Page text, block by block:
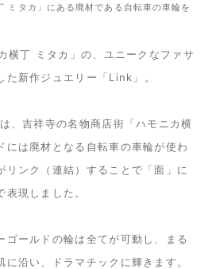
ミタカ」にある廃材である自転車の車輪を
横丁 ミタカ」の、ユニークなファサ
た新作ジュエリー「Link」。
、吉祥寺の名物商店街「ハモニカ横
には廃材となる自転車の車輪が使わ
リンク（連結）することで「面」に
現しました。
ゴールドの輪は全てが可動し、まる
沿い、ドラマチックに輝きます。